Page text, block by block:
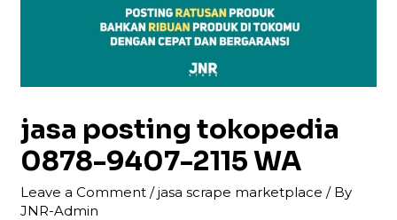
jasa posting tokopedia
0878-9407-2115 WA
Leave a Comment /jasa scrape marketplace / By
JNR-Admin